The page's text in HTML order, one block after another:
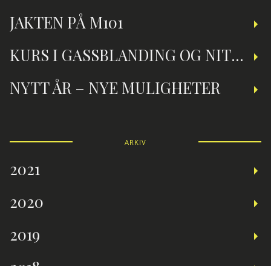
JAKTEN PÅ M101
KURS I GASSBLANDING OG NITROXDYKKING
NYTT ÅR – NYE MULIGHETER
ARKIV
2021
2020
2019